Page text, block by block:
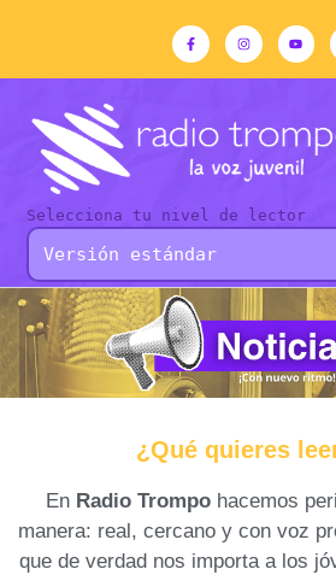
Selecciona tu nivel de lector
¿Qué quieres
En Radio Trompo hacemos
manera: real, cercano y con voz
que de verdad nos importa a los